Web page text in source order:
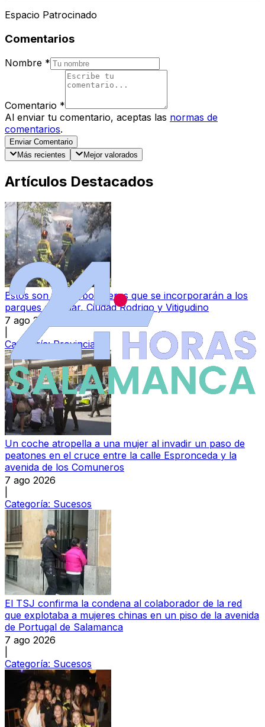
Espacio Patrocinado
Comentarios
Nombre *
Comentario *
Al enviar tu comentario, aceptas las normas de
comentarios.
Enviar Comentario
Más recientes
Mejor valorados
Artículos Destacados
Estos son los 34 bomberos que se incorporarán a los
parques de Béjar, Ciudad Rodrigo y Vitigudino
7 ago 2026
Categoría:Provincia
Un coche atropella a una mujer al invadir un paso de
peatones en el cruce entre la calle Espronceda y la
avenida de los Comuneros
7 ago 2026
Categoría: Sucesos
El TSJ confirma la condena al colaborador de la red
que explotaba a mujeres chinas en un piso de la avenida
de Portugal de Salamanca
7 ago 2026
Categoría: Sucesos